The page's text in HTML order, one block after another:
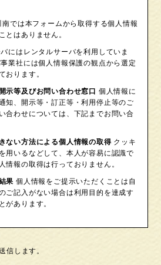
南では本フォームから取得する個人情報
とはありません。
にはレンタルサーバを利用していま
業社には個人情報保護の観点から選定
おります。
示等及びお問い合わせ窓口 個人情報に
知、開示等・訂正等・利用停止等のご
合わせについては、下記までお問い合
ない方法による個人情報の取得クッキ
用いるなどして、本人が容易に認識で
情報の取得は行っておりません。
果 個人情報をご提示いただくことは自
ご記入がない場合は利用目的を達成す
があります。
信します。